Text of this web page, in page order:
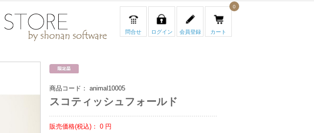
問合せ ログイン 会員登録 カート
0
商品コード： animal10005
スコティッシュフォールド
販売価格(税込)： 0 円